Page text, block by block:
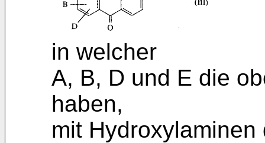
in welcher
A, B, D und E die
haben,
mit